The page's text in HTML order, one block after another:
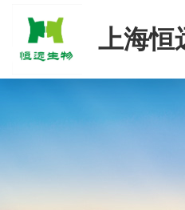
上海恒